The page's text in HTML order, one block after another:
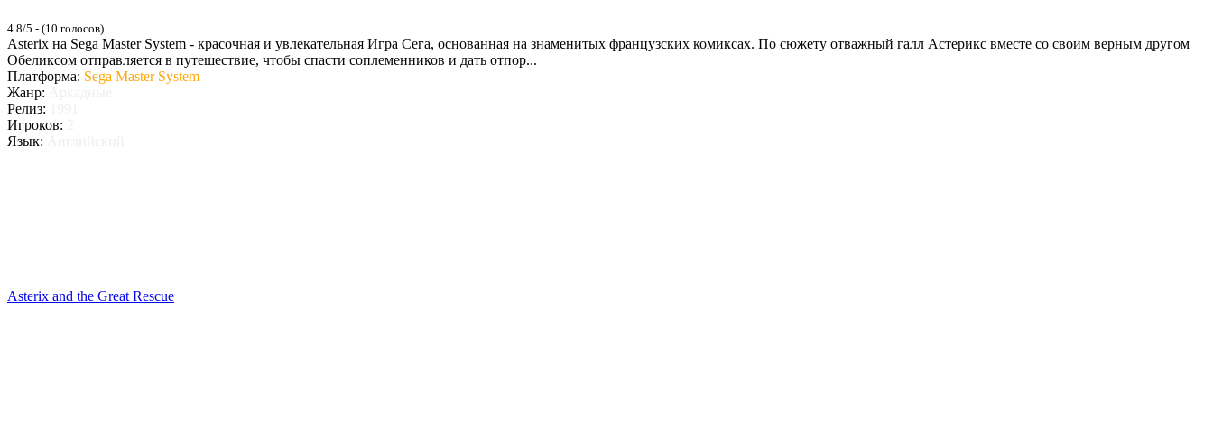
4.8/5 - (10 голосов)
Asterix на Sega Master System - красочная и увлекательная Игра Сега, основанная на знаменитых французских комиксах. По сюжету отважный галл Астерикс вместе со своим верным другом
Обеликсом отправляется в путешествие, чтобы спасти соплеменников и дать отпор...
Платформа: Sega Master System
Жанр:
Релиз:
Игроков:
Язык:
Asterix and the Great Rescue